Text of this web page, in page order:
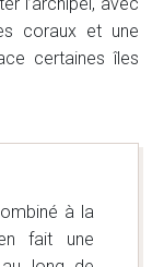
coraux et une
certaines îles
à la
fait une